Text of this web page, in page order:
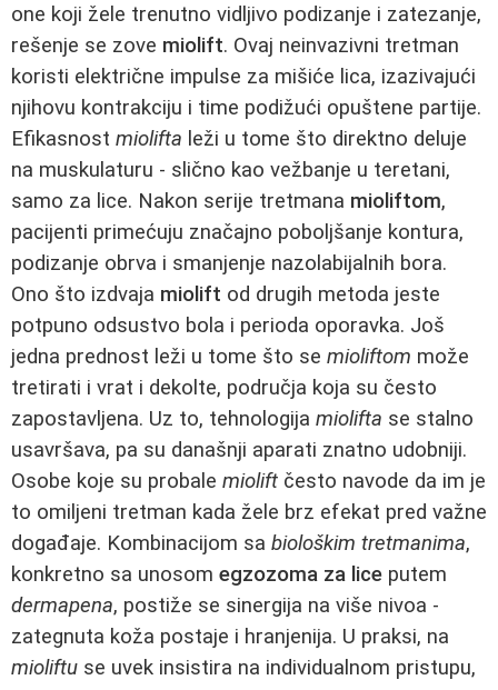
one koji žele trenutno vidljivo podizanje i zatezanje,
rešenje se zove miolift. Ovaj neinvazivni tretman
koristi električne impulse za mišiće lica, izazivajući
njihovu kontrakciju i time podižući opuštene partije.
Efikasnost miolifta leži u tome što direktno deluje
na muskulaturu - slično kao vežbanje u teretani,
samo za lice. Nakon serije tretmana mioliftom,
pacijenti primećuju značajno poboljšanje kontura,
podizanje obrva i smanjenje nazolabijalnih bora.
Ono što izdvaja miolift od drugih metoda jeste
potpuno odsustvo bola i perioda oporavka. Još
jedna prednost leži u tome što se mioliftom može
tretirati i vrat i dekolte, područja koja su često
zapostavljena. Uz to, tehnologija miolifta se stalno
usavršava, pa su današnji aparati znatno udobniji.
Osobe koje su probale miolift često navode da im je
to omiljeni tretman kada žele brz efekat pred važne
događaje. Kombinacijom sa biološkim tretmanima,
konkretno sa unosom egzozoma za lice putem
dermapena, postiže se sinergija na više nivoa -
zategnuta koža postaje i hranjenija. U praksi, na
mioliftu se uvek insistira na individualnom pristupu,